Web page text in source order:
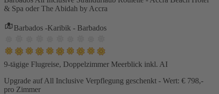
& Spa oder The Abidah by Accra
Barbados -Karibik - Barbados
9-tägige Flugreise, Doppelzimmer Meerblick inkl. AI
Upgrade auf All Inclusive Verpflegung geschenkt - Wert: € 798,-
pro Zimmer